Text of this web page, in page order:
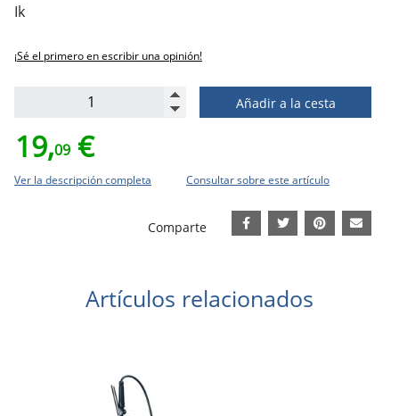
Ik
¡Sé el primero en escribir una opinión!
Añadir a la cesta
19,09 €
Ver la descripción completa Consultar sobre este artículo
Comparte
Artículos relacionados